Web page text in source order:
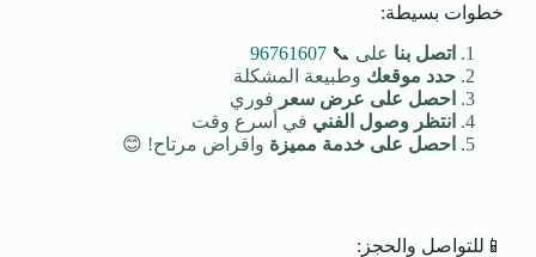
خطوات بسيطة:
اتصل بنا على 📞 96761607
حدد موقعك وطبيعة المشكلة
احصل على عرض سعر فوري
انتظر وصول الفني في أسرع وقت
احصل على خدمة مميزة واقراض مرتاح! 😊
📱للتواصل والحجز: